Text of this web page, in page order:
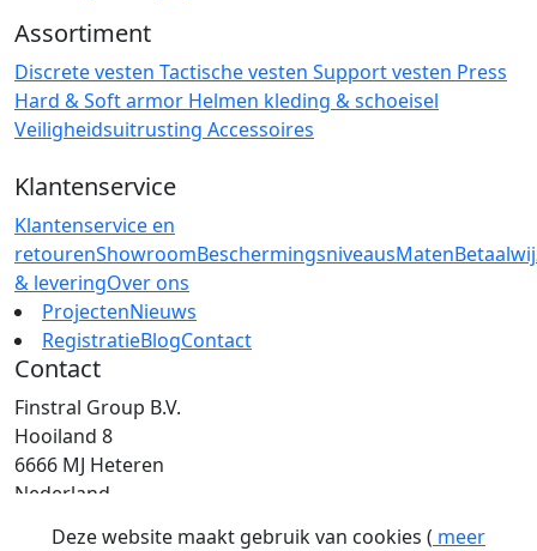
Assortiment
Discrete vesten Tactische vesten Support vesten Press
Hard & Soft armor Helmen kleding & schoeisel
Veiligheidsuitrusting Accessoires
Klantenservice
Klantenservice en
retourenShowroomBeschermingsniveausMaten
& leveringOver ons
ProjectenNieuws
RegistratieBlogContact
Contact
Finstral Group B.V.
Hooiland 8
6666 MJ Heteren
Nederland
Deze website maakt gebruik van cookies ( meer